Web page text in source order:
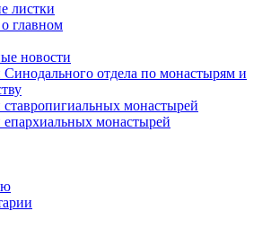
листки
главном
новости
отдела по монастырям и
монастырей
монастырей